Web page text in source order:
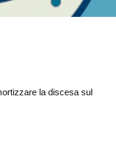
la discesa sul